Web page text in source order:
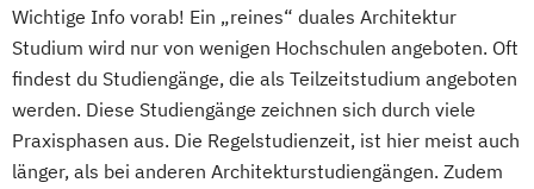
Wirtschaftsingenieurwesen Schwerpunkt
Maschinenbau
Wichtige Info vorab! Ein „reines“ duales Architektur
Studium wird nur von wenigen Hochschulen angeboten. Oft
findest du Studiengänge, die als Teilzeitstudium angeboten
werden. Diese Studiengänge zeichnen sich durch viele
Praxisphasen aus. Die Regelstudienzeit, ist hier meist auch
länger, als bei anderen Architekturstudiengängen. Zudem